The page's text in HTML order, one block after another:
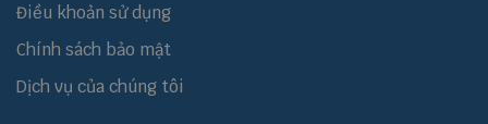
Điều khoản sử dụng
Chính sách bảo mật
Dịch vụ của chúng tôi